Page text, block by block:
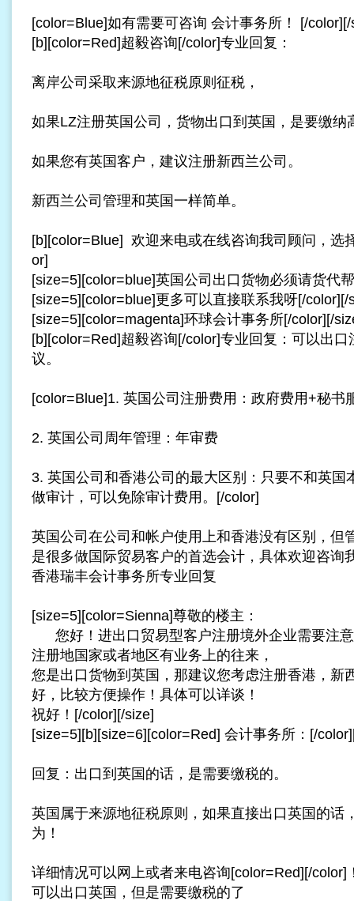
[color=Blue]如有需要可咨询 会计事务所！ [/
[b][color=Red]超毅咨询[/color]专业回复：
离岸公司采取来源地征税原则征税，
如果LZ注册英国公司，货物出口到英国，是要缴纳
如果您有英国客户，建议注册新西兰公司。
新西兰公司管理和英国一样简单。
[b][color=Blue] 欢迎来电或在线咨询我司顾问，选
or]
[size=5][color=blue]英国公司出口货物必须请货代
[size=5][color=blue]更多可以直接联系我呀[/color][/
[size=5][color=magenta]环球会计事务所[/color][/
[b][color=Red]超毅咨询[/color]专业回复：可以出口
议。
[color=Blue]1. 英国公司注册费用：政府费用+秘书
2. 英国公司周年管理：年审费
3. 英国公司和香港公司的最大区别：只要不和英国
做审计，可以免除审计费用。[/color]
英国公司在公司和帐户使用上和香港没有区别，但
是很多做国际贸易客户的首选会计，具体欢迎咨询
香港瑞丰会计事务所专业回复
[size=5][color=Sienna]尊敬的楼主：
您好！进出口贸易型客户注册境外企业需要注
注册地国家或者地区有业务上的往来，
您是出口货物到英国，那建议您考虑注册香港，新
好，比较方便操作！具体可以详谈！
祝好！[/color][/size]
[size=5][b][size=6][color=Red] 会计事务所：[/
回复：出口到英国的话，是需要缴税的。
英国属于来源地征税原则，如果直接出口英国的话
为！
详细情况可以网上或者来电咨询[color=Red][/color]
可以出口英国，但是需要缴税的了